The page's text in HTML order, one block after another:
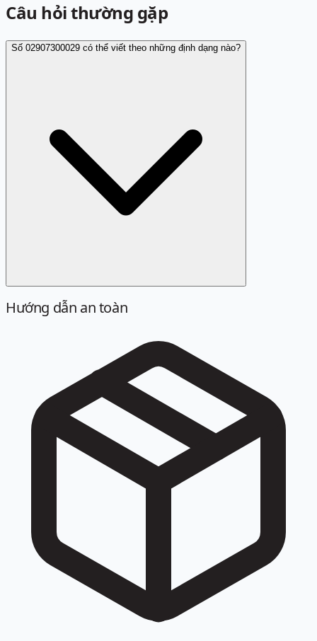
Câu hỏi thường gặp
Số 02907300029 có thể viết theo những định dạng nào?
Định dạng chuẩn là 02907300029. Các cách viết sau đây
029 0730 0029, +842907300029, +84 29 07300029.
Hướng dẫn an toàn